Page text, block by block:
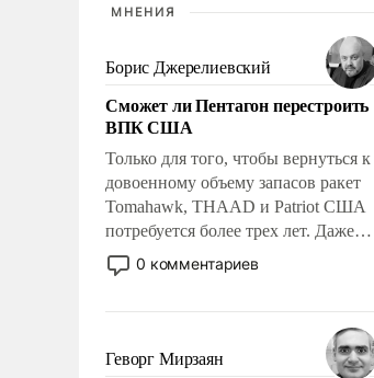
МНЕНИЯ
Борис Джерелиевский
Сможет ли Пентагон перестроить
ВПК США
Только для того, чтобы вернуться к
довоенному объему запасов ракет
Tomahawk, THAAD и Patriot США
потребуется более трех лет. Даже
небольшая война с Ираном
опустошила американские
уязвимости США, например, перед
0 комментариев
Геворг Мирзаян